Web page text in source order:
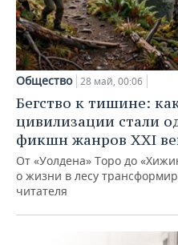
Общество 28 май, 00:06
Бегство к тишине:
цивилизации стали
фикшн жанров XXI
От «Уолдена» Торо до
о жизни в лесу
читателя